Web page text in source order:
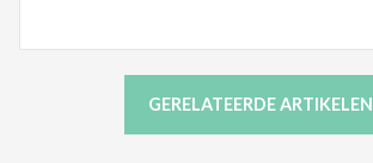
GERELATEERDE ARTIKELEN